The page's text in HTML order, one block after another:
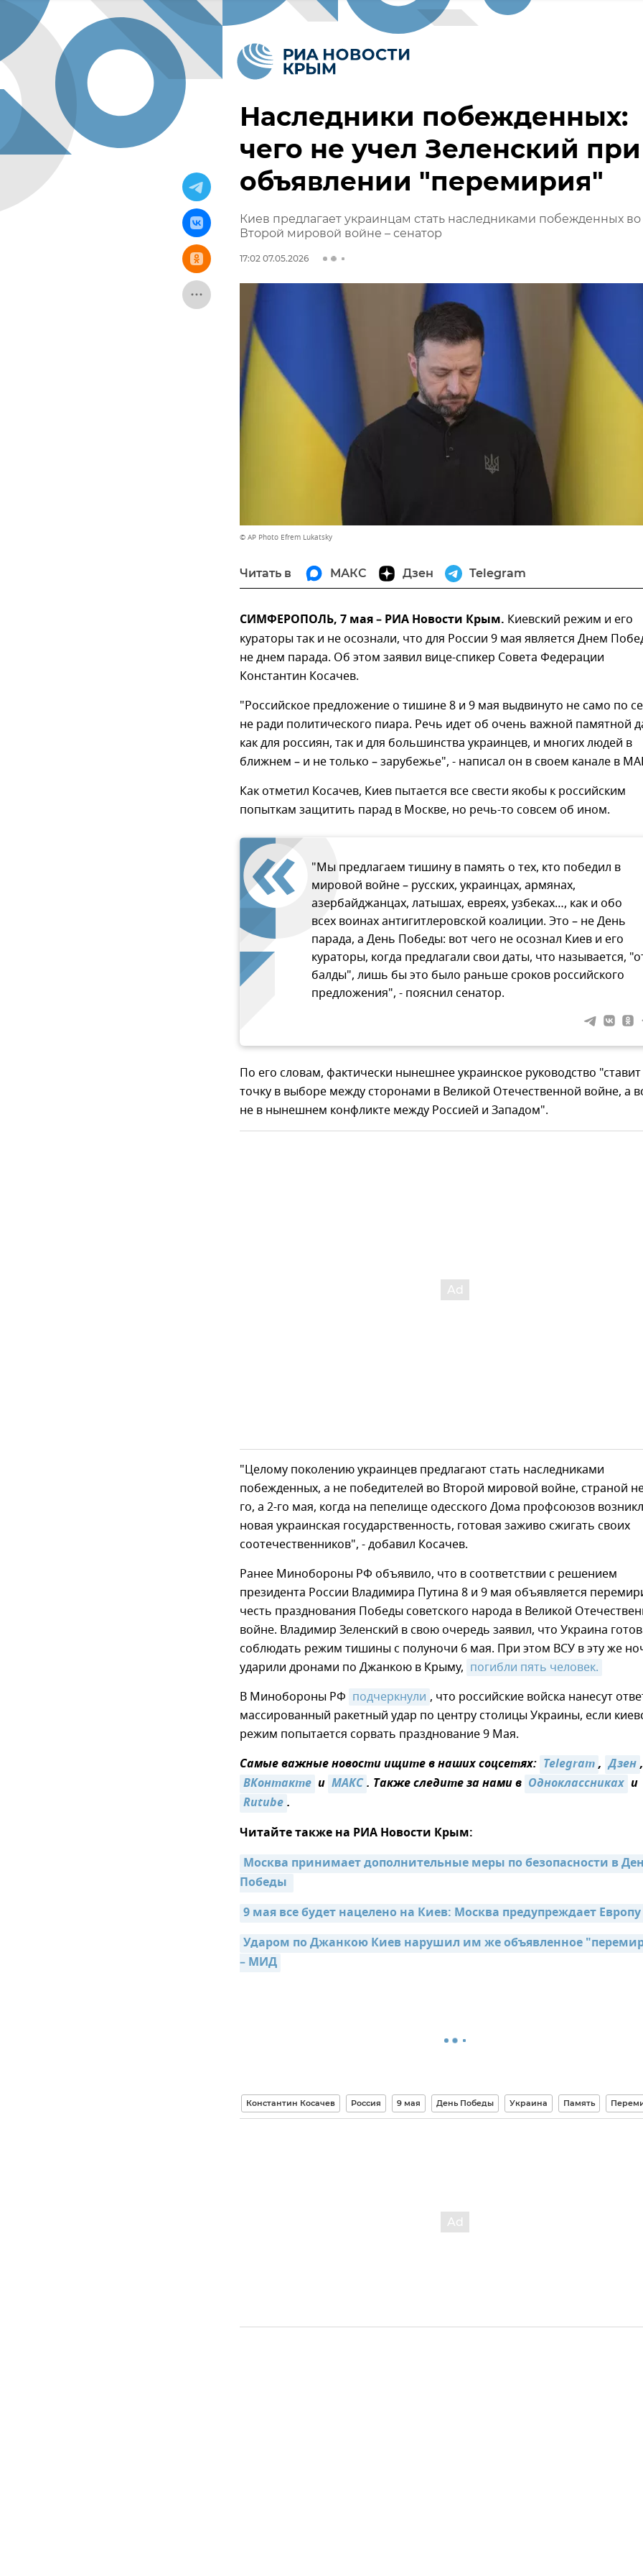
Наследники побежденных:
чего не учел Зеленский при
объявлении "перемирия"
Киев предлагает украинцам стать наследниками побежденных во
Второй мировой войне – сенатор
17:02 07.05.2026
© AP Photo Efrem Lukatsky
Читать в МАКС Дзен Telegram
СИМФЕРОПОЛЬ, 7 мая – РИА Новости Крым. Киевский режим и его
кураторы так и не осознали, что для России 9 мая является Днем
не днем парада. Об этом заявил вице-спикер Совета Федерации
Константин Косачев.
"Российское предложение о тишине 8 и 9 мая выдвинуто не само по
не ради политического пиара. Речь идет об очень важной памятной
как для россиян, так и для большинства украинцев, и многих людей в
ближнем – и не только – зарубежье", - написал он в своем канале в
Как отметил Косачев, Киев пытается все свести якобы к российским
попыткам защитить парад в Москве, но речь-то совсем об ином.
"Мы предлагаем тишину в память о тех, кто победил в
мировой войне – русских, украинцах, армянах,
азербайджанцах, латышах, евреях, узбеках…, как и обо
всех воинах антигитлеровской коалиции. Это – не День
парада, а День Победы: вот чего не осознал Киев и его
кураторы, когда предлагали свои даты, что называется,
балды", лишь бы это было раньше сроков российского
предложения", - пояснил сенатор.
По его словам, фактически нынешнее украинское руководство "ставит
точку в выборе между сторонами в Великой Отечественной войне, а
не в нынешнем конфликте между Россией и Западом".
"Целому поколению украинцев предлагают стать наследниками
побежденных, а не победителей во Второй мировой войне, страной
го, а 2-го мая, когда на пепелище одесского Дома профсоюзов
новая украинская государственность, готовая заживо сжигать своих
соотечественников", - добавил Косачев.
Ранее Минобороны РФ объявило, что в соответствии с решением
президента России Владимира Путина 8 и 9 мая объявляется
честь празднования Победы советского народа в Великой
войне. Владимир Зеленский в свою очередь заявил, что Украина
соблюдать режим тишины с полуночи 6 мая. При этом ВСУ в эту же
ударили дронами по Джанкою в Крыму, погибли пять человек.
В Минобороны РФ подчеркнули , что российские войска нанесут
массированный ракетный удар по центру столицы Украины, если
режим попытается сорвать празднование 9 Мая.
Самые важные новости ищите в наших соцсетях: Telegram, Дзен,
ВКонтакте и MAКС. Также следите за нами в Одноклассниках и
Rutube.
Читайте также на РИА Новости Крым:
Москва принимает дополнительные меры по безопасности в
Победы
9 мая все будет нацелено на Киев: Москва предупреждает Европу
Ударом по Джанкою Киев нарушил им же объявленное
– МИД
Константин Косачев Россия 9 мая День Победы Украина Память